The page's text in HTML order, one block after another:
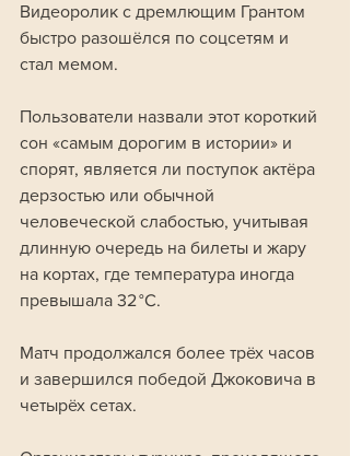
Видеоролик с дремлющим Грантом
быстро разошёлся по соцсетям и
стал мемом.
Пользователи назвали этот короткий
сон «самым дорогим в истории» и
спорят, является ли поступок актёра
дерзостью или обычной
человеческой слабостью, учитывая
длинную очередь на билеты и жару
на кортах, где температура иногда
превышала 32 °C.
Матч продолжался более трёх часов
и завершился победой Джоковича в
четырёх сетах.